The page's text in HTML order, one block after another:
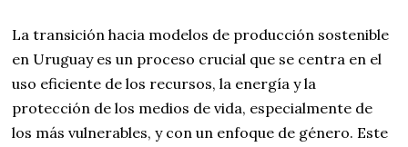
La transición hacia modelos de producción sostenible
en Uruguay es un proceso crucial que se centra en el
uso eficiente de los recursos, la energía y la
protección de los medios de vida, especialmente de
los más vulnerables, y con un enfoque de género. Este